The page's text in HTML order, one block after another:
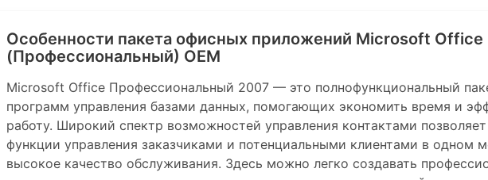
Особенности пакета офисных приложений Microsoft Office
(Профессиональный) OEM
Microsoft Office Профессиональный 2007 — это полнофункциональный
программ управления базами данных, помогающих экономить время и
работу. Широкий спектр возможностей управления контактами
функции управления заказчиками и потенциальными клиентами в одном
высокое качество обслуживания. Здесь можно легко создавать